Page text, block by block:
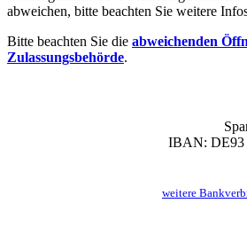
abweichen, bitte beachten Sie weitere
Bitte beachten Sie die abweichenden
Zulassungsbehörde.
IBAN: DE93
weitere